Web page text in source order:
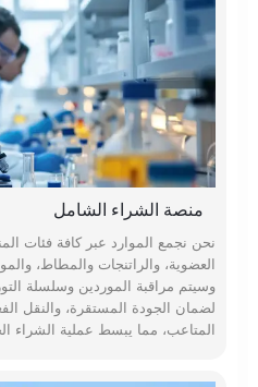
منصة الشراء الشامل
نحن نجمع الموارد عبر كافة فئات
العضوية، والراتنجات والمطاط،
وسيتم مراقبة الموردين وسلسلة
لضمان الجودة المستقرة، والنقل
المتاعب، مما يبسط عملية الشراء